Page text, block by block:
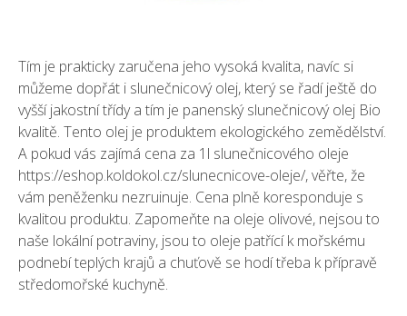
Tím je prakticky zaručena jeho vysoká kvalita, navíc si
můžeme dopřát i slunečnicový olej, který se řadí ještě do
vyšší jakostní třídy a tím je panenský slunečnicový olej Bio
kvalitě. Tento olej je produktem ekologického zemědělství.
A pokud vás zajímá cena za 1l slunečnicového oleje
https://eshop.koldokol.cz/slunecnicove-oleje/, věřte, že
vám peněženku nezruinuje. Cena plně koresponduje s
kvalitou produktu. Zapomeňte na oleje olivové, nejsou to
naše lokální potraviny, jsou to oleje patřící k mořskému
podnebí teplých krajů a chuťově se hodí třeba k přípravě
středomořské kuchyně.